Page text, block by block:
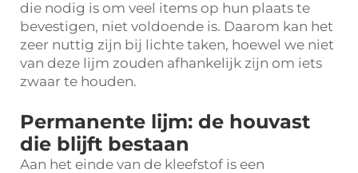
die nodig is om veel items op hun plaats te
bevestigen, niet voldoende is. Daarom kan het
zeer nuttig zijn bij lichte taken, hoewel we niet
van deze lijm zouden afhankelijk zijn om iets
zwaar te houden.
Permanente lijm: de houvast
die blijft bestaan
Aan het einde van de kleefstof is een